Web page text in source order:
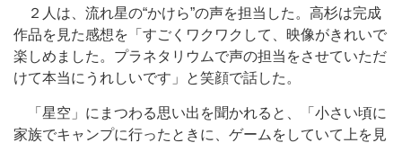
２人は、流れ星の“かけら”の声を担当した。高杉は完成
作品を見た感想を「すごくワクワクして、映像がきれいで
楽しめました。プラネタリウムで声の担当をさせていただ
けて本当にうれしいです」と笑顔で話した。
「星空」にまつわる思い出を聞かれると、「小さい頃に
家族でキャンプに行ったときに、ゲームをしていて上を見